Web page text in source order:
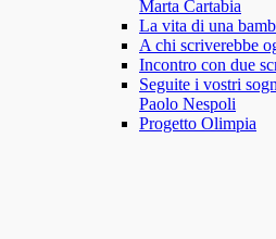
Marta Cartabia
La vita di una
A chi scriverebbe
Incontro con due
Seguite i vostri
Paolo Nespoli
Progetto Olimpia